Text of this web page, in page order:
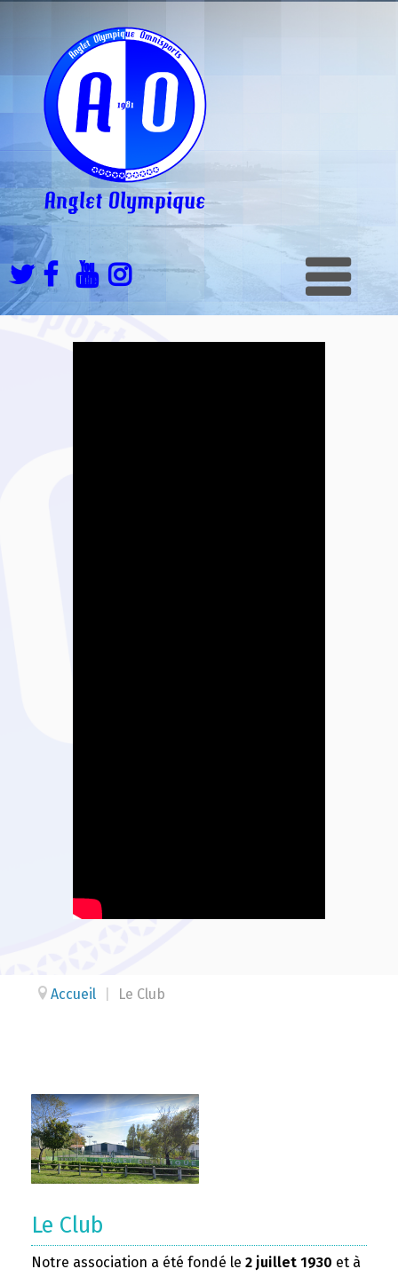
Accueil Le Club
Le Club
Notre association a été fondé le 2 juillet 1930 et à